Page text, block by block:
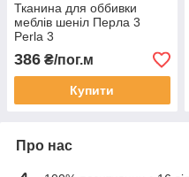
Тканина для оббивки
меблів шеніл Перла 3
Perla 3
386 ₴/пог.м
Купити
Про нас